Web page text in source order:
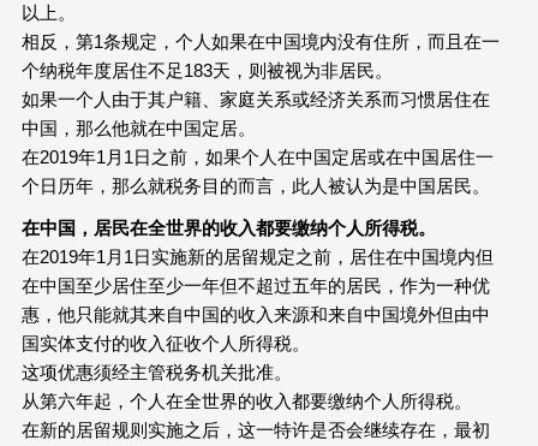
以上。
相反，第1条规定，个人如果在中国境内没有住所，而且在一
个纳税年度居住不足183天，则被视为非居民。
如果一个人由于其户籍、家庭关系或经济关系而习惯居住在
中国，那么他就在中国定居。
在2019年1月1日之前，如果个人在中国定居或在中国居住一
个日历年，那么就税务目的而言，此人被认为是中国居民。
在中国，居民在全世界的收入都要缴纳个人所得税。
在2019年1月1日实施新的居留规定之前，居住在中国境内但
在中国至少居住至少一年但不超过五年的居民，作为一种优
惠，他只能就其来自中国的收入来源和来自中国境外但由中
国实体支付的收入征收个人所得税。
这项优惠须经主管税务机关批准。
从第六年起，个人在全世界的收入都要缴纳个人所得税。
在新的居留规则实施之后，这一特许是否会继续存在，最初